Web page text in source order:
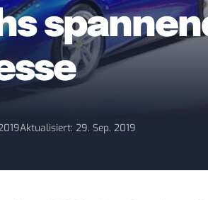
Aktualisiert: 29. Sep. 2019